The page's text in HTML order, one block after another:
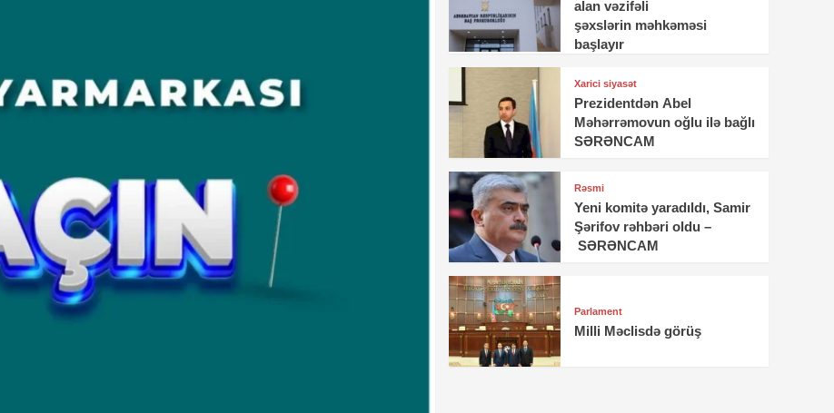
alan vəzifəli
şəxslərin məhkəməsi
başlayır
Xarici siyasət
Prezidentdən Abel
Məhərrəmovun oğlu ilə bağlı
SƏRƏNCAM
Rəsmi
Yeni komitə yaradıldı, Samir
Şərifov rəhbəri oldu –
SƏRƏNCAM
Parlament
Milli Məclisdə görüş